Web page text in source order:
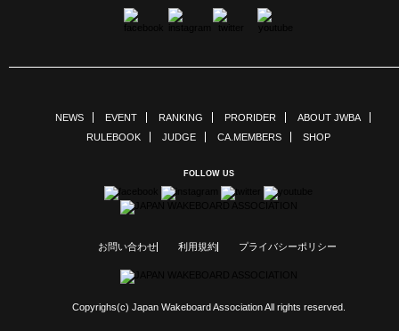
NEWS EVENT RANKING PRORIDER
ABOUT JWBA
RULEBOOK
JUDGE CA.MEMBERS SHOP
FOLLOW US
お問い合わせ 利用規約 プライバシーポリシー
Copyrighs(c) Japan Wakeboard Association All rights reserved.